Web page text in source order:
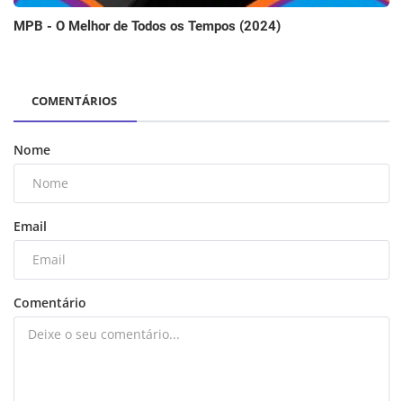
MPB - O Melhor de Todos os Tempos (2024)
COMENTÁRIOS
Nome
Email
Comentário